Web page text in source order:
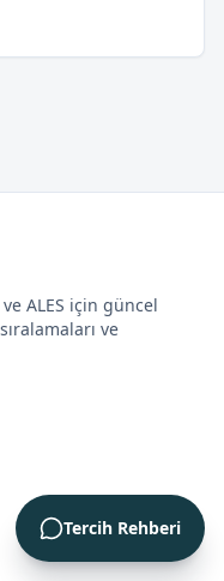
ve ALES için güncel
ve
Tercih Rehberi